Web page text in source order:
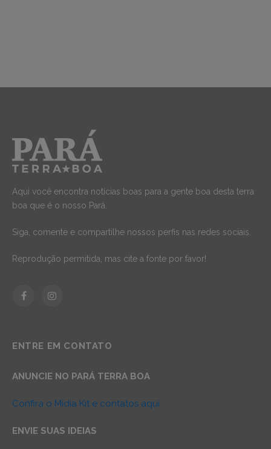
Aqui você encontra notícias boas para a gente boa desta terra
boa que é o nosso Pará.
Siga, comente e compartilhe nossos perfis nas redes sociais.
Reprodução permitida, mas cite a fonte por favor!
FacebookInstagram
ENTRE EM CONTATO
ANUNCIE NO PARÁ TERRA BOA
Confira o Mídia Kit e contatos aqui
ENVIE SUAS IDEIAS